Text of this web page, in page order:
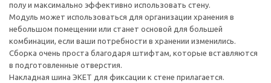
полу и максимально эффективно использовать стену.
Модуль может использоваться для организации хранения в
небольшом помещении или станет основой для большей
комбинации, если ваши потребности в хранении изменились.
Сборка очень проста благодаря штифтам, которые вставляются
в подготовленные отверстия.
Накладная шина ЭКЕТ для фиксации к стене прилагается.